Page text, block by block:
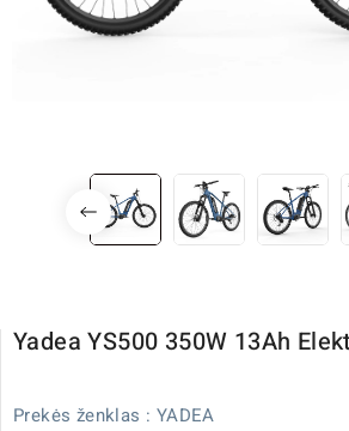
Yadea YS500 350W 13Ah
Prekės ženklas : YADEA